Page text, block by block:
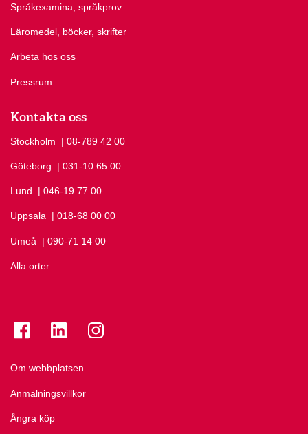
Språkexamina, språkprov
Läromedel, böcker, skrifter
Arbeta hos oss
Pressrum
Kontakta oss
Stockholm Ring Stockholm på
| 08-789 42 00
Göteborg Ring Göteborg på
| 031-10 65 00
Lund Ring Lund på
| 046-19 77 00
Uppsala Ring Uppsala på
| 018-68 00 00
Umeå Ring Umeå på
| 090-71 14 00
Alla orter
Om webbplatsen
Anmälningsvillkor
Ångra köp
Se folkuniversitetet på Facebook
Se folkuniversitetet på LinkedIn